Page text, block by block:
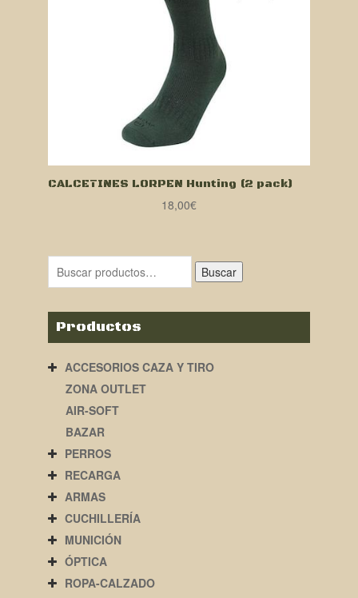
CALCETINES LORPEN Hunting (2 pack)
18,00€
Buscar
Productos
ACCESORIOS CAZA Y TIRO
ZONA OUTLET
AIR-SOFT
BAZAR
PERROS
RECARGA
ARMAS
CUCHILLERÍA
MUNICIÓN
ÓPTICA
ROPA-CALZADO